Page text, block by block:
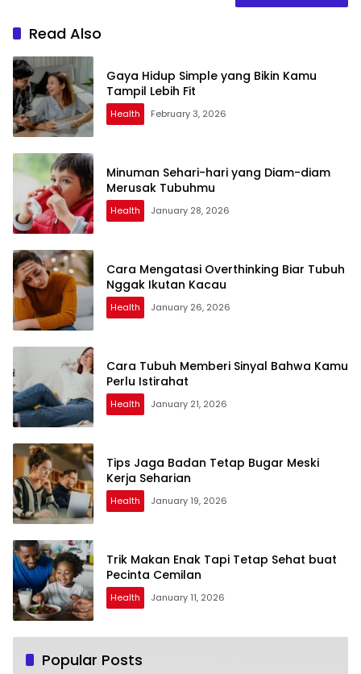
Read Also
Gaya Hidup Simple yang Bikin Kamu
Tampil Lebih Fit
Health February 3, 2026
Minuman Sehari-hari yang Diam-diam
Merusak Tubuhmu
Health January 28, 2026
Cara Mengatasi Overthinking Biar Tubuh
Nggak Ikutan Kacau
Health January 26, 2026
Cara Tubuh Memberi Sinyal Bahwa Kamu
Perlu Istirahat
Health January 21, 2026
Tips Jaga Badan Tetap Bugar Meski
Kerja Seharian
Health January 19, 2026
Trik Makan Enak Tapi Tetap Sehat buat
Pecinta Cemilan
Health January 11, 2026
Popular Posts